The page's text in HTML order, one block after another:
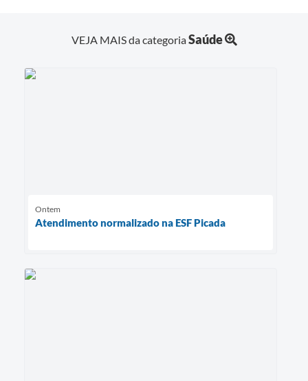
VEJA MAIS da categoriaSaúde
Ontem
Atendimento normalizado na ESF Picada